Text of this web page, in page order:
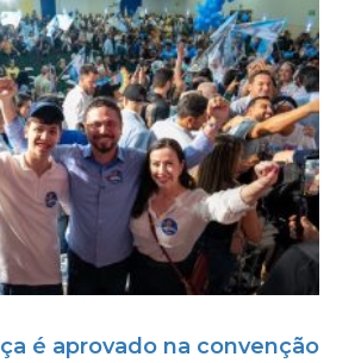
é aprovado na convenção